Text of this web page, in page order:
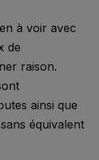
à voir avec
de
raison.
ainsi que
équivalent